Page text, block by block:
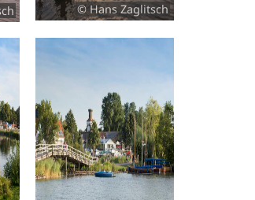
© Hans Zaglitsch